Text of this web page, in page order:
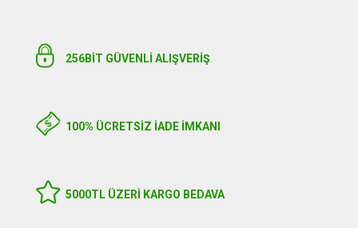
256BIT GÜVENLİ ALIŞVERİŞ
100% ÜCRETSİZ İADE İMKANI
5000TL ÜZERI KARGO BEDAVA